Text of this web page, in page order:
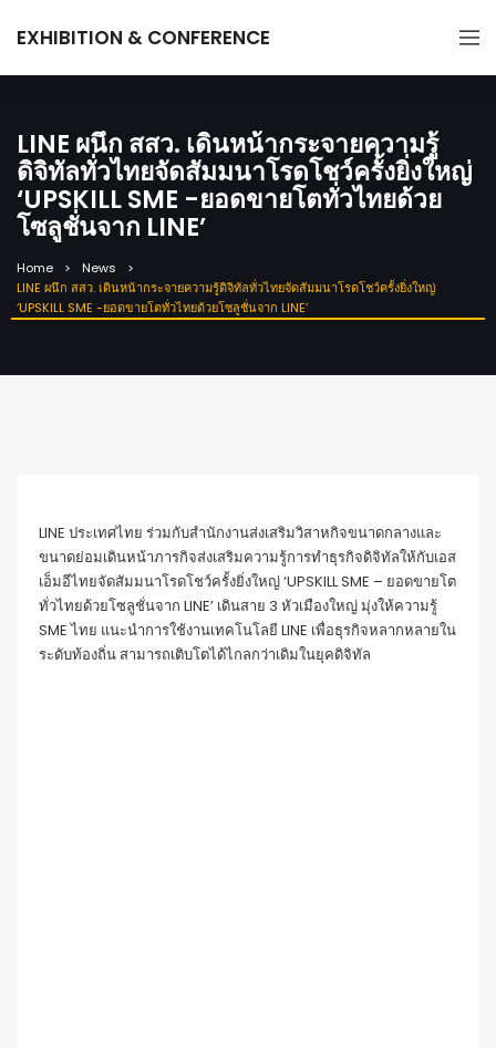
EXHIBITION & CONFERENCE
LINE ผนึก สสว. เดินหน้ากระจายความรู้
ดิจิทัลทั่วไทยจัดสัมมนาโรดโชว์ครั้งยิ่งใหญ่
‘UPSKILL SME -ยอดขายโตทั่วไทยด้วย
โซลูชั่นจาก LINE’
Home
News
LINE ผนึก สสว. เดินหน้ากระจายความรู้ดิจิทัลทั่วไทยจัดสัมมนาโรดโชว์ครั้งยิ่งใหญ่
‘UPSKILL SME -ยอดขายโตทั่วไทยด้วยโซลูชั่นจาก LINE’
LINE ประเทศไทย ร่วมกับสำนักงานส่งเสริมวิสาหกิจขนาดกลางและ
ขนาดย่อมเดินหน้าภารกิจส่งเสริมความรู้การทำธุรกิจดิจิทัลให้กับเอส
เอ็มอีไทยจัดสัมมนาโรดโชว์ครั้งยิ่งใหญ่ ‘UPSKILL SME – ยอดขายโต
ทั่วไทยด้วยโซลูชั่นจาก LINE’ เดินสาย 3 หัวเมืองใหญ่ มุ่งให้ความรู้
SME ไทย แนะนำการใช้งานเทคโนโลยี LINE เพื่อธุรกิจหลากหลายใน
ระดับท้องถิ่น สามารถเติบโตได้ไกลกว่าเดิมในยุคดิจิทัล